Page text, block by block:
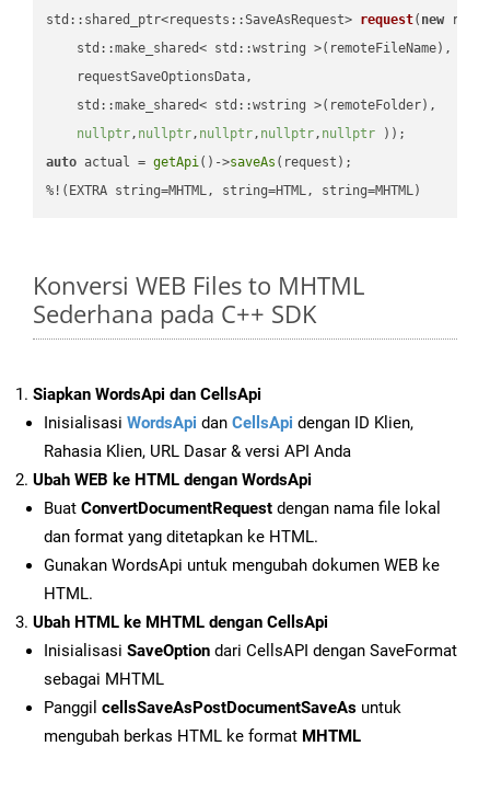
std::shared_ptr<requests::SaveAsRequest> request( new
    std::make_shared< std::wstring >(remoteFileName),
    requestSaveOptionsData,
    std::make_shared< std::wstring >(remoteFolder),
nullptr, nullptr, nullptr, nullptr, nullptr ))
auto actual = getApi()->saveAs (request);
%!(EXTRA string=MHTML, string=HTML, string=MHTML)
Konversi WEB Files to MHTML
Sederhana pada C++ SDK
Siapkan WordsApi dan CellsApi
Inisialisasi WordsApi dan CellsApi dengan ID Klien,
Rahasia Klien, URL Dasar & versi API Anda
Ubah WEB ke HTML dengan WordsApi
Buat ConvertDocumentRequest dengan nama file lokal
dan format yang ditetapkan ke HTML.
Gunakan WordsApi untuk mengubah dokumen WEB ke
HTML.
Ubah HTML ke MHTML dengan CellsApi
Inisialisasi SaveOption dari CellsAPI dengan SaveFormat
sebagai MHTML
Panggil cellsSaveAsPostDocumentSaveAs untuk
mengubah berkas HTML ke format MHTML